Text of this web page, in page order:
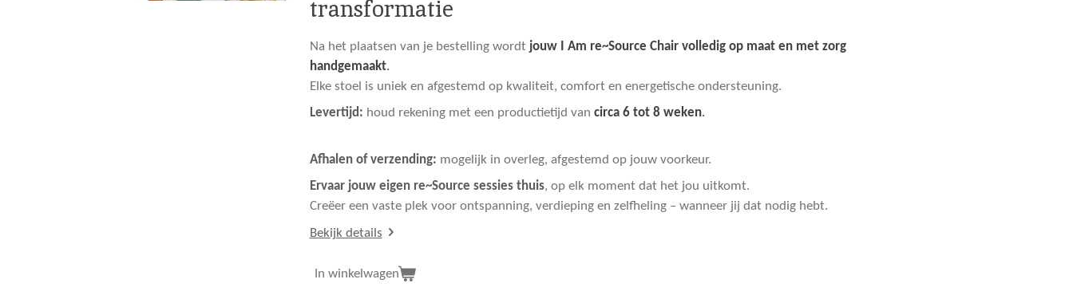
transformatie
Na het plaatsen van je bestelling wordt jouw I Am re~Source Chair volledig op maat en met zorg
handgemaakt.
Elke stoel is uniek en afgestemd op kwaliteit, comfort en energetische ondersteuning.
Levertijd: houd rekening met een productietijd van circa 6 tot 8 weken.
Afhalen of verzending: mogelijk in overleg, afgestemd op jouw voorkeur.
Ervaar jouw eigen re~Source sessies thuis, op elk moment dat het jou uitkomt.
Creëer een vaste plek voor ontspanning, verdieping en zelfheling – wanneer jij dat nodig hebt.
Bekijk details
In winkelwagen